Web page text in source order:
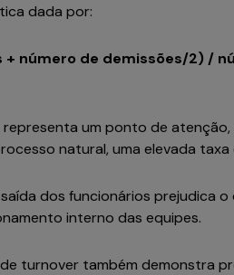
dada por:
+ número de demissões/2) /
representa um ponto de
natural, uma elevada taxa
dos funcionários prejudica
interno das equipes.
turnover também demonstra